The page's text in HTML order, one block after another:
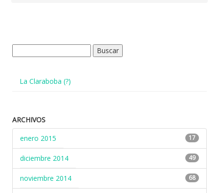
La Claraboba (?)
ARCHIVOS
enero 2015
17
diciembre 2014 49
noviembre 2014 68